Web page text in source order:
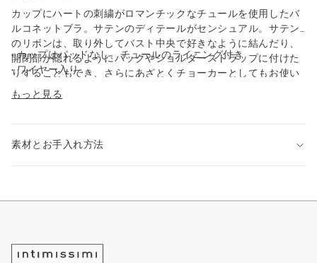
カップにハートの刺繍がロマンチックなチュールを使用したバ
ルコネットブラ。サテンのディテールがセンシュアル。サテン
のリボンは、取り外してバスト中央で好きなように結んだり、
開閉部が隠れるようにバックやショルダーストラップに付けた
りすることもでき、さらにあざとくチョーカーとしてもお使い
いただけます。とてもフェミニンでセンシュアルなデザインで
す。
• カップはパッドなし、チュールのライニング付き
• ワイヤー入り
• サテンのリボンは取り外し可能
もっと見る
素材とお手入れ方法